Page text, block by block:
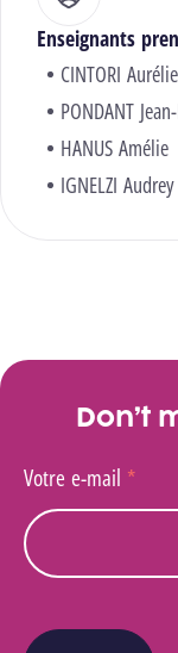
Enseignants
CINTORI Aurélie
PONDANT
HANUS Amélie
IGNELZI Audrey
Don’t
Votre e-mail *